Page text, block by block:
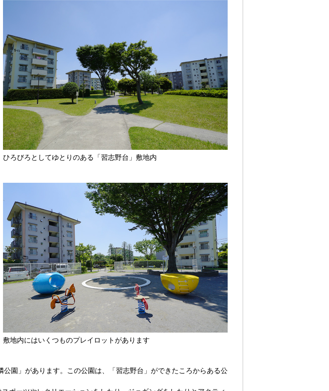
ひろびろとしてゆとりのある「習志野台」敷地内
敷地内にはいくつものプレイロットがあります
園」があります。この公園は、「習志野台」ができたころからある公